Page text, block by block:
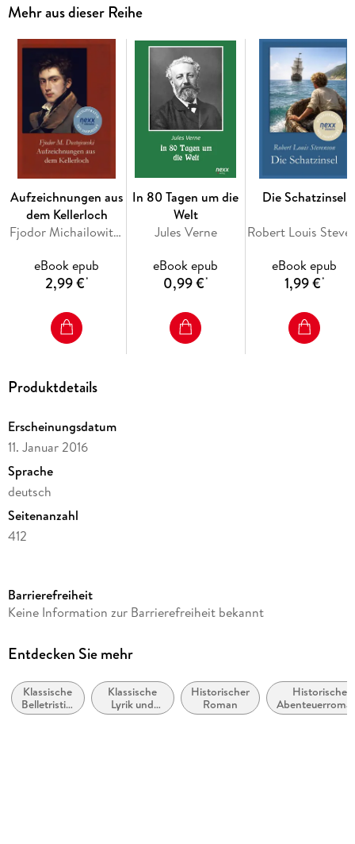
Mehr aus dieser Reihe
Aufzeichnungen aus
dem Kellerloch
Fjodor Michailowitsch Dostojewski
eBook epub
2,99 €*
In 80 Tagen um die
Welt
Jules Verne
eBook epub
0,99 €*
Die Schatzinsel
eBook epub
1,99 €*
Produktdetails
Erscheinungsdatum
11. Januar 2016
Sprache
deutsch
Seitenanzahl
412
Reihe
Autor/Autorin
Verlag/Hersteller
nexx verlag
Barrierefreiheit
Keine Information zur Barrierefreiheit bekannt
Entdecken Sie mehr
Klassische
Belletristik:
allgemein
Klassische
Lyrik und
Dichtung
Historischer
Roman
Historische